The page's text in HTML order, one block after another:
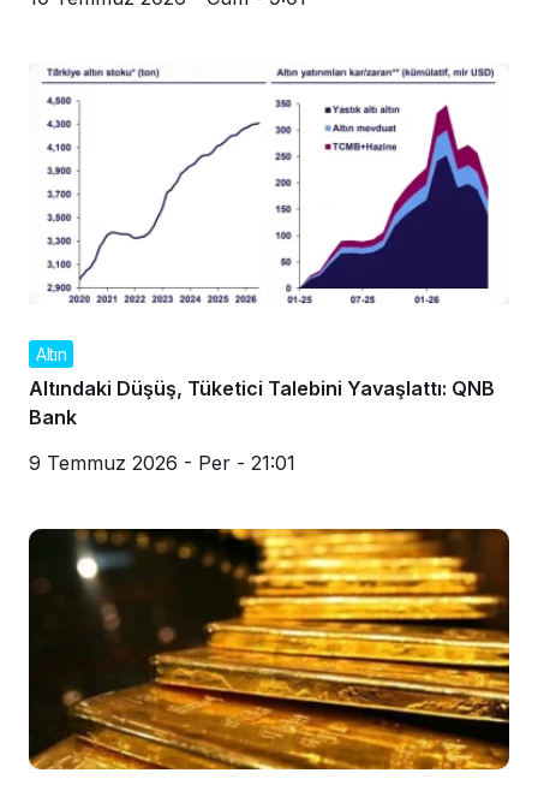
Altın
Altındaki Düşüş, Tüketici Talebini Yavaşlattı: QNB
Bank
9 Temmuz 2026 - Per - 21:01